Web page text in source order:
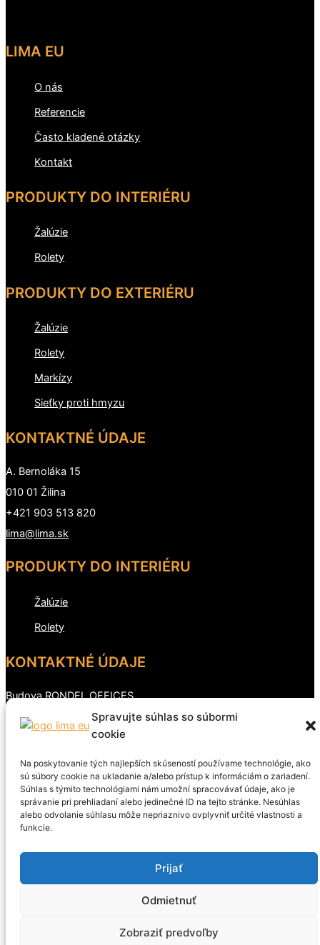
Spravujte súhlas so súbormi
cookie
Na poskytovanie tých najlepších skúseností používame technológie, ako
sú súbory cookie na ukladanie a/alebo prístup k informáciám o zariadení.
Súhlas s týmito technológiami nám umožní spracovávať údaje, ako je
správanie pri prehliadaní alebo jedinečné ID na tejto stránke. Nesúhlas
alebo odvolanie súhlasu môže nepriaznivo ovplyvniť určité vlastnosti a
funkcie.
Prijať
Odmietnuť
Zobraziť predvoľby
LIMA EU
O nás
Referencie
Často kladené otázky
Kontakt
PRODUKTY DO INTERIÉRU
Žalúzie
Rolety
PRODUKTY DO EXTERIÉRU
Žalúzie
Rolety
Markízy
Sieťky proti hmyzu
KONTAKTNÉ ÚDAJE
A. Bernoláka 15
010 01 Žilina
+421 903 513 820
lima@lima.sk
PRODUKTY DO INTERIÉRU
Žalúzie
Rolety
KONTAKTNÉ ÚDAJE
Budova RONDEL OFFICES
Dolné Rudiny 3
0903 513 820
www.lima.sk
Copyright © 2026 LIMA EU s.r.o. | Created by